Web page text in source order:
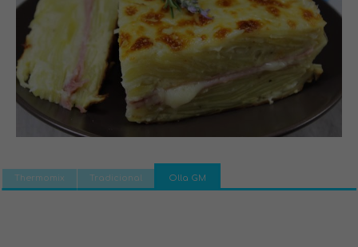
Thermomix Tradicional Olla GM